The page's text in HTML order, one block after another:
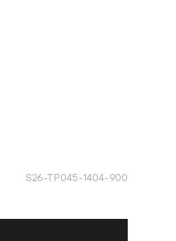
S26-TP045-1404-900